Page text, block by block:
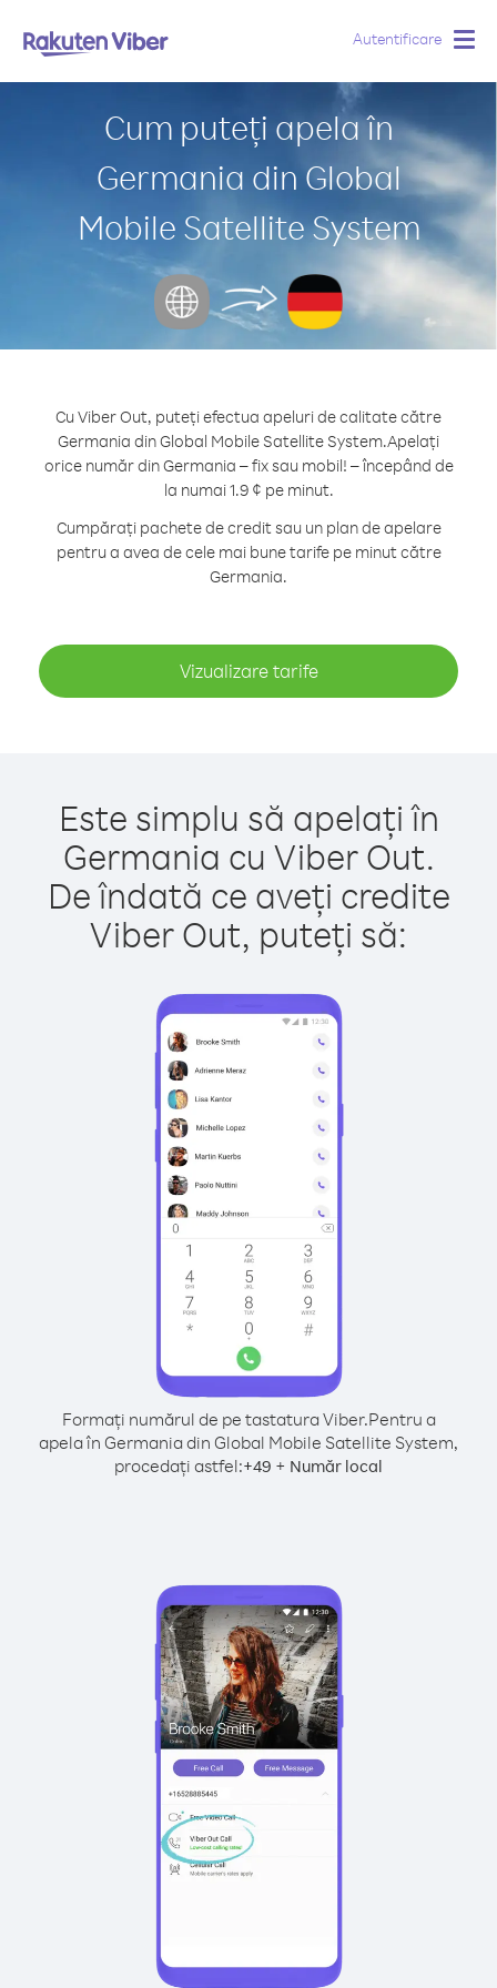
Autentificare
Cum puteți apela în
Germania din Global
Mobile Satellite System
Cu Viber Out, puteți efectua apeluri de calitate către
Germania din Global Mobile Satellite System.Apelați
orice număr din Germania – fix sau mobil! – începând de
la numai 1.9 ¢ pe minut.
Cumpărați pachete de credit sau un plan de apelare
pentru a avea de cele mai bune tarife pe minut către
Germania.
Vizualizare tarife
Este simplu să apelați în
Germania cu Viber Out.
De îndată ce aveți credite
Viber Out, puteți să:
Formați numărul de pe tastatura Viber.Pentru a
apela în Germania din Global Mobile Satellite System,
procedați astfel:+49 + Număr local